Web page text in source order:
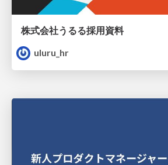
株式会社うるる採用資料
uluru_hr